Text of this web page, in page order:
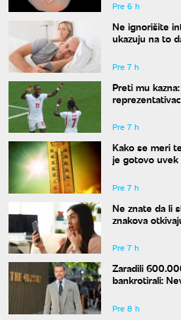
Pre 6 h
Ne ignorišite
ukazuju na to
Pre 7 h
Preti mu
Pre 7 h
Kako se meri
je gotovo uvek
Pre 7 h
Ne znate da li
znakova
Pre 7 h
Zaradili
bankrotirali:
Pre 8 h